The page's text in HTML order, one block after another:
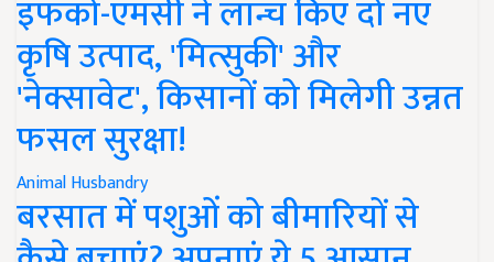
इफको-एमसी ने लॉन्च किए दो नए
कृषि उत्पाद, 'मित्सुकी' और
'नेक्सावेट', किसानों को मिलेगी उन्नत
फसल सुरक्षा!
Animal Husbandry
बरसात में पशुओं को बीमारियों से